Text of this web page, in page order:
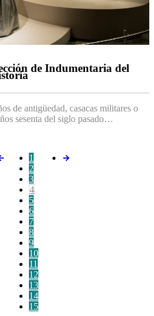
de Indumentaria del
de antigüedad, casacas militares o
sesenta del siglo pasado…
1
2
3
4
5
6
7
8
9
10
11
12
13
14
15